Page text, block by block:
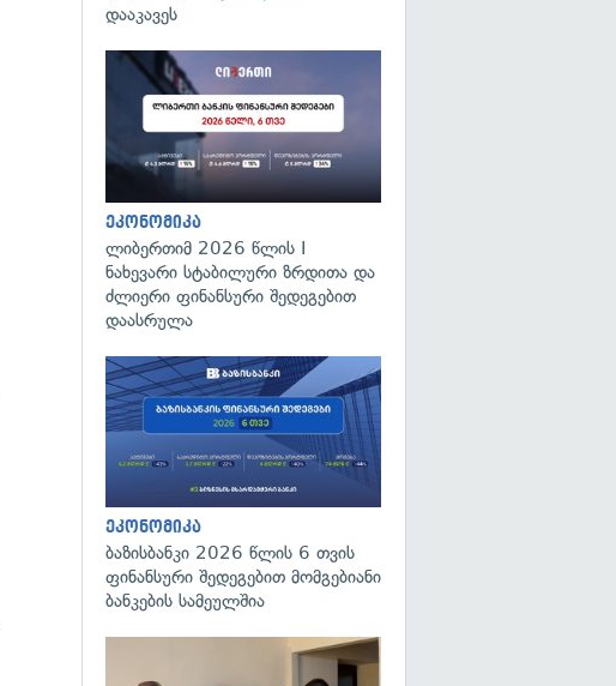
დააკავეს
ეკონომიკა
ლიბერთიმ 2026 წლის I
ნახევარი სტაბილური ზრდითა და
ძლიერი ფინანსური შედეგებით
დაასრულა
ეკონომიკა
ბაზისბანკი 2026 წლის 6 თვის
ფინანსური შედეგებით მომგებიანი
ბანკების სამეულშია